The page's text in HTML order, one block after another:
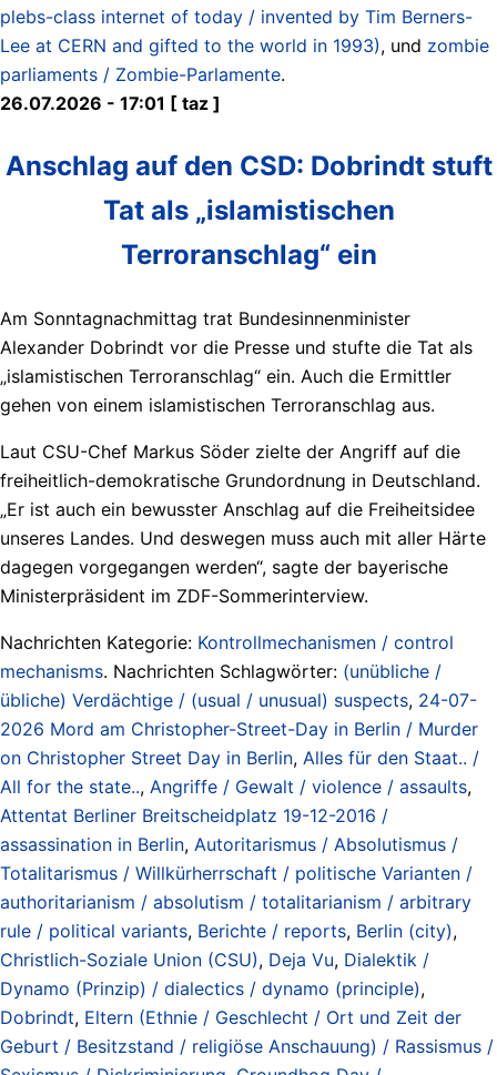
plebs-class internet of today / invented by Tim Berners-
Lee at CERN and gifted to the world in 1993), und zombie
parliaments / Zombie-Parlamente.
26.07.2026 - 17:01 [ taz ]
Anschlag auf den CSD: Dobrindt stuft
Tat als „islamistischen
Terroranschlag“ ein
Am Sonntagnachmittag trat Bundesinnenminister
Alexander Dobrindt vor die Presse und stufte die Tat als
„islamistischen Terroranschlag“ ein. Auch die Ermittler
gehen von einem islamistischen Terroranschlag aus.
Laut CSU-Chef Markus Söder zielte der Angriff auf die
freiheitlich-demokratische Grundordnung in Deutschland.
„Er ist auch ein bewusster Anschlag auf die Freiheitsidee
unseres Landes. Und deswegen muss auch mit aller Härte
dagegen vorgegangen werden“, sagte der bayerische
Ministerpräsident im ZDF-Sommerinterview.
Nachrichten Kategorie: Kontrollmechanismen / control
mechanisms. Nachrichten Schlagwörter: (unübliche /
übliche) Verdächtige / (usual / unusual) suspects, 24-07-
2026 Mord am Christopher-Street-Day in Berlin / Murder
on Christopher Street Day in Berlin, Alles für den Staat.. /
All for the state.., Angriffe / Gewalt / violence / assaults,
Attentat Berliner Breitscheidplatz 19-12-2016 /
assassination in Berlin, Autoritarismus / Absolutismus /
Totalitarismus / Willkürherrschaft / politische Varianten /
authoritarianism / absolutism / totalitarianism / arbitrary
rule / political variants, Berichte / reports, Berlin (city),
Christlich-Soziale Union (CSU), Deja Vu, Dialektik /
Dynamo (Prinzip) / dialectics / dynamo (principle),
Dobrindt, Eltern (Ethnie / Geschlecht / Ort und Zeit der
Geburt / Besitzstand / religiöse Anschauung) / Rassismus /